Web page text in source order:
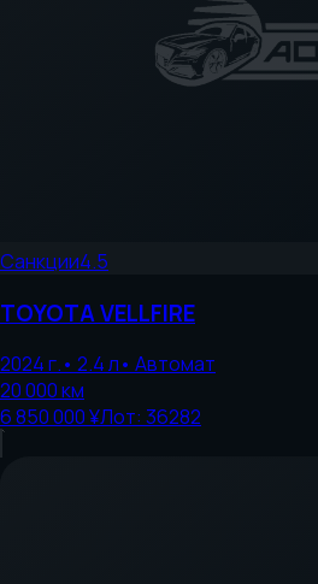
Санкции4.5
TOYOTAVELLFIRE
2024г.• 2.4л• Автомат
20 000км
6 850 000 ¥Лот: 36282